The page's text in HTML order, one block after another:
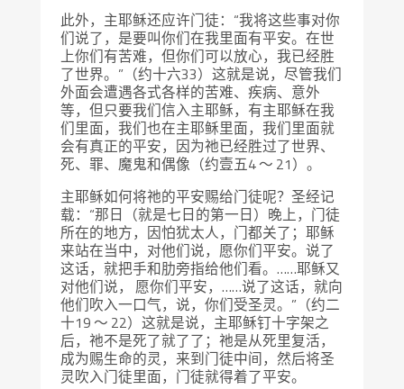
此外，主耶稣还应许门徒：“我将这些事对你
们说了，是要叫你们在我里面有平安。在世
上你们有苦难，但你们可以放心，我已经胜
了世界。”（约十六33）这就是说，尽管我们
外面会遭遇各式各样的苦难、疾病、意外
等，但只要我们信入主耶稣，有主耶稣在我
们里面，我们也在主耶稣里面，我们里面就
会有真正的平安，因为祂已经胜过了世界、
死、罪、魔鬼和偶像（约壹五4 ～ 21）。
主耶稣如何将祂的平安赐给门徒呢？圣经记
载：“那日（就是七日的第一日）晚上，门徒
所在的地方，因怕犹太人，门都关了；耶稣
来站在当中，对他们说，愿你们平安。说了
这话，就把手和肋旁指给他们看。……耶稣又
对他们说， 愿你们平安，……说了这话，就向
他们吹入一口气，说，你们受圣灵。”（约二
十19 ～ 22）这就是说，主耶稣钉十字架之
后，祂不是死了就了了；祂是从死里复活，
成为赐生命的灵，来到门徒中间，然后将圣
灵吹入门徒里面，门徒就得着了平安。